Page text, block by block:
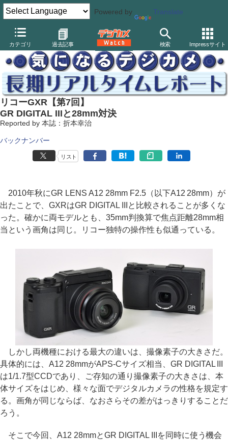
Powered by Translate
カテゴリ 過去記事 検索 Impressサイト
デジカメ Watch カメラ ミラーレスカメラ その他
リコーGXR【第7回】
GR DIGITAL IIIと28mm対決
Reported by 本誌：折本幸治
バックナンバー
リスト
2010年秋にGR LENS A12 28mm F2.5（以下A12 28mm）が
出たことで、GXRはGR DIGITAL IIIと比較されることが多くな
った。確かに両モデルとも、35mm判換算で焦点距離28mm相
当という画角は同じ。リコー独特の操作性も似通っている。
しかし両機種における最大の違いは、撮像素子の大きさだ。
具体的には、A12 28mmがAPS-Cサイズ相当、GR DIGITAL III
は1/1.7型CCDであり、ご存知の通り撮像素子の大きさは、本
体サイズをはじめ、様々な面でデジタルカメラの性格を規定す
る。画角が同じならば、なおさらその差がはっきりすることだ
ろう。
そこで今回、A12 28mmとGR DIGITAL IIIを同時に使う機会